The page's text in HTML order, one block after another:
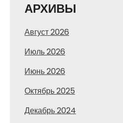
АРХИВЫ
Август 2026
Июль 2026
Июнь 2026
Октябрь 2025
Декабрь 2024